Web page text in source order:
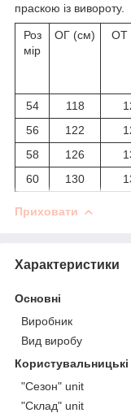
праскою із вивороту.
Роз
мір
ОГ (см) ОТ
54
118
56
122
58
126
60
130
Приховати
Характеристики
Основні
Виробник
Вид виробу
"Сезон" unit
"Склад" unit